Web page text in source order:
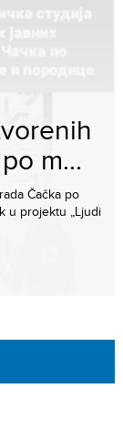
m...
Čačka po
u projektu „Ljudi